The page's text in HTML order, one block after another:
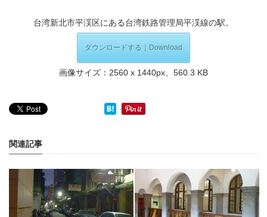
台湾新北市平渓区にある台湾鉄路管理局平渓線の駅。
ダウンロードする｜Download
画像サイズ：2560 x 1440px、560.3 KB
関連記事